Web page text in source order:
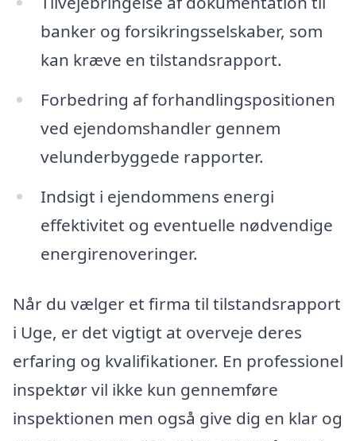
banker og forsikringsselskaber, som
kan kræve en tilstandsrapport.
Forbedring af forhandlingspositionen
ved ejendomshandler gennem
velunderbyggede rapporter.
Indsigt i ejendommens energi
effektivitet og eventuelle nødvendige
energirenoveringer.
Når du vælger et firma til tilstandsrapport
i Uge, er det vigtigt at overveje deres
erfaring og kvalifikationer. En professionel
inspektør vil ikke kun gennemføre
inspektionen men også give dig en klar og